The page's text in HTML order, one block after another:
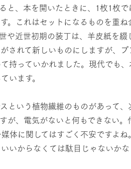
と、本を開いたときに、1枚1枚
。これはセットになるものを重
や近世初期の装丁は、羊皮紙を
されて新しいものにしますが、
持っていかれました。現代でも
います。
という植物繊維のものがあって
が、電気がないと何もできない
体に関してはすごく不安ですよ
いからなくては駄目じゃないかな